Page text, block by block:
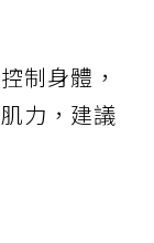
制身體，
力，建議